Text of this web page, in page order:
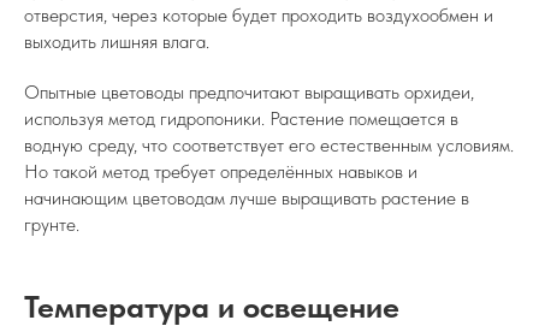
отверстия, через которые будет проходить воздухообмен и
выходить лишняя влага.
Опытные цветоводы предпочитают выращивать орхидеи,
используя метод гидропоники. Растение помещается в
водную среду, что соответствует его естественным условиям.
Но такой метод требует определённых навыков и
начинающим цветоводам лучше выращивать растение в
грунте.
Температура и освещение